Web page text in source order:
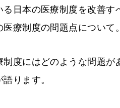
る日本の医療制度を改善
医療制度の問題点について。
制度にはどのような問題が
ります。